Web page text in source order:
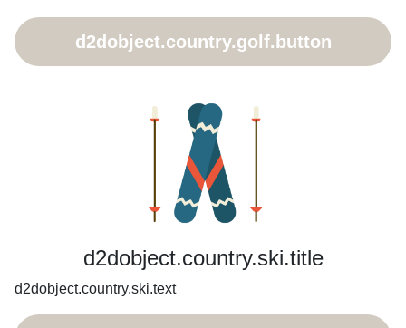
d2dobject.country.golf.button
d2dobject.country.ski.title
d2dobject.country.ski.text